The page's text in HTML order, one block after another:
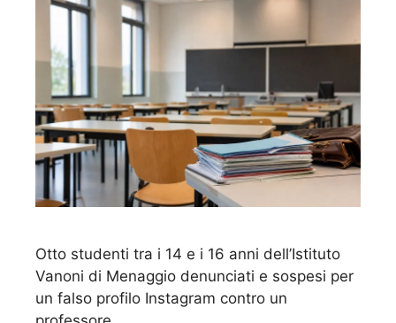
Otto studenti tra i 14 e i 16 anni dell’Istituto
Vanoni di Menaggio denunciati e sospesi per
un falso profilo Instagram contro un